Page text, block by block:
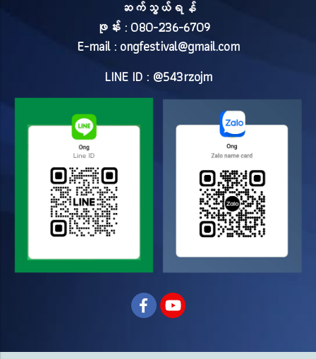
ဆက်သွယ်ရန်
ဖုန်း : 080-236-6709
E-mail : ongfestival@gmail.com
LINE ID : @543rzojm